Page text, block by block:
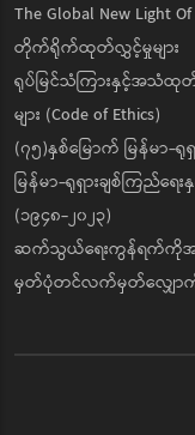
The Global New Light
တိုက်ရိုက်ထုတ်လွှင့်မှုများ
ရုပ်မြင်သံကြားနှင့်အသံထု
များ (Code of Ethics)
(၇၅)နှစ်မြောက် မြန်
မြန်မာ-ရုရှားချစ်ကြည်ရ
(၁၉၄၈-၂၀၂၃)
ဆက်သွယ်ရေးကွန်ရက်ကိုအသုံ
မှတ်ပုံတင်လက်မှတ်လျှော